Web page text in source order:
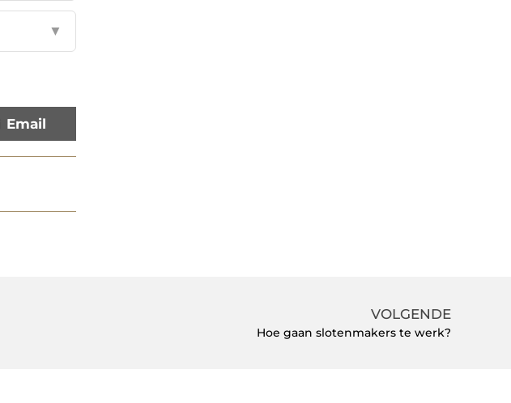
▼
Email
VOLGENDE
Hoe gaan slotenmakers te werk?